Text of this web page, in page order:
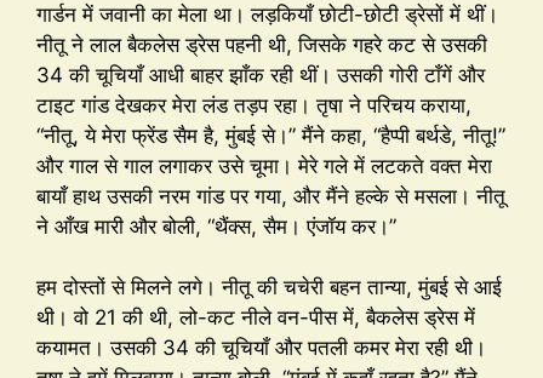
गार्डन में जवानी का मेला था। लड़कियाँ छोटी-छोटी ड्रेसों में थीं।
नीतू ने लाल बैकलेस ड्रेस पहनी थी, जिसके गहरे कट से उसकी
34 की चूचियाँ आधी बाहर झाँक रही थीं। उसकी गोरी टाँगें और
टाइट गांड देखकर मेरा लंड तड़प रहा। तृषा ने परिचय कराया,
“नीतू, ये मेरा फ्रेंड सैम है, मुंबई से।” मैंने कहा, “हैप्पी बर्थडे, नीतू!”
और गाल से गाल लगाकर उसे चूमा। मेरे गले में लटकते वक्त मेरा
बायाँ हाथ उसकी नरम गांड पर गया, और मैंने हल्के से मसला। नीतू
ने आँख मारी और बोली, “थैंक्स, सैम। एंजॉय कर।”
हम दोस्तों से मिलने लगे। नीतू की चचेरी बहन तान्या, मुंबई से आई
थी। वो 21 की थी, लो-कट नीले वन-पीस में, बैकलेस ड्रेस में
कयामत। उसकी 34 की चूचियाँ और पतली कमर मेरा रही थी।